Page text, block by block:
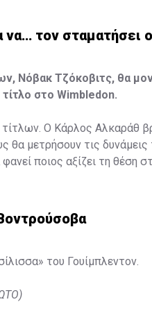
να… τον σταματήσει
Νόβακ Τζόκοβιτς, θα
στο Wimbledon.
Ο Κάρλος Αλκαράθ
θα μετρήσουν τις
ποιος αξίζει τη θέση
Φέντερερ) και συνολικά το
απόλυτο κυρίαρχο του
του Γουίμπλεντον.